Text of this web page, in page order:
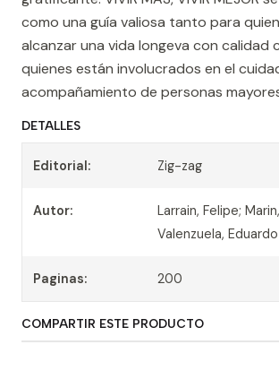
como una guía valiosa tanto para
alcanzar una vida longeva con calidad
quienes están involucrados en el
acompañamiento de personas
DETALLES
Editorial: Zig-zag
Autor:
Larrain, Felipe;
Valenzuela, Eduardo
Paginas: 200
COMPARTIR ESTE PRODUCTO